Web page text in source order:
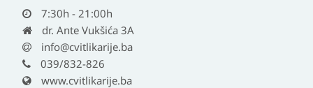
7:30h - 21:00h
dr. Ante Vukšića 3A
info@cvitlikarije.ba
039/832-826
www.cvitlikarije.ba